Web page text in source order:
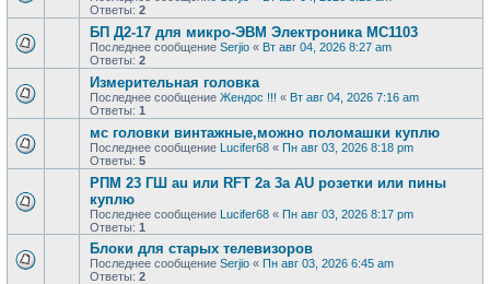
Ответы: 2
БП Д2-17 для микро-ЭВМ Электроника МС1103
Последнее сообщение Serjio « Вт авг 04, 2026 8:27 am
Ответы: 2
Измерительная головка
Последнее сообщение Жендос !!! « Вт авг 04, 2026 7:16 am
Ответы: 1
мс головки винтажные,можно поломашки куплю
Последнее сообщение Lucifer68 « Пн авг 03, 2026 8:18 pm
Ответы: 5
РПМ 23 ГШ au или RFT 2a 3a AU розетки или пины
куплю
Последнее сообщение Lucifer68 « Пн авг 03, 2026 8:17 pm
Ответы: 1
Блоки для старых телевизоров
Последнее сообщение Serjio « Пн авг 03, 2026 6:45 am
Ответы: 2